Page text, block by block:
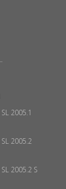
SL 2005.1
SL 2005.2
SL 2005.2 S